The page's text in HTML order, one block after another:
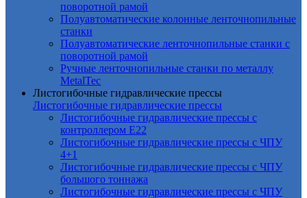
поворотной рамой
Полуавтоматические колонные ленточнопильные
станки
Полуавтоматические ленточнопильные станки с
поворотной рамой
Ручные ленточнопильные станки по металлу
MetalTec
Листогибочные гидравлические прессы
Листогибочные гидравлические прессы
Листогибочные гидравлические прессы с
контроллером E22
Листогибочные гидравлические прессы с ЧПУ
4+1
Листогибочные гидравлические прессы с ЧПУ
большого тоннажа
Листогибочные гидравлические прессы с ЧПУ